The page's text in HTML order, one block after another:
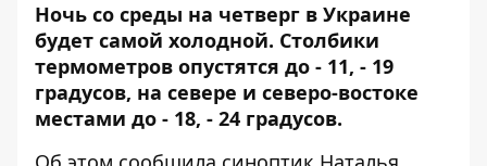
Ночь со среды на четверг в Украине
будет самой холодной. Столбики
термометров опустятся до - 11, - 19
градусов, на севере и северо-востоке
местами до - 18, - 24 градусов.